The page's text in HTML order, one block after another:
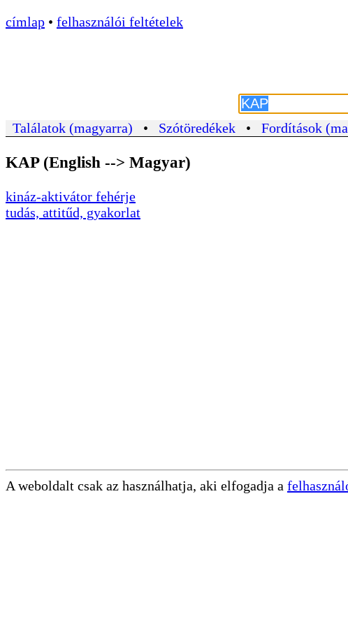
címlap • felhasználói feltételek
Találatok (magyarra) • Szótöredékek • Fordítások
KAP (English --> Magyar)
kináz-aktivátor fehérje
tudás, attitűd, gyakorlat
A weboldalt csak az használhatja, aki elfogadja a